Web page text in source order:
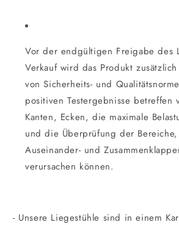
Vor der endgültigen Freigabe des
Verkauf wird das Produkt
von Sicherheits- und
positiven Testergebnisse betreffen
Kanten, Ecken, die maximale
und die Überprüfung der
Auseinander- und
verursachen können.
- Unsere Liegestühle sind in einem